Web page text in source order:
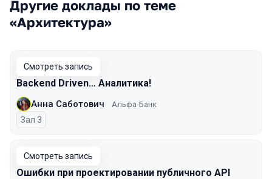
Другие доклады по теме
«Архитектура»
Смотреть запись
Backend Driven… Аналитика!
Анна Саботович Альфа-Банк
Зал 3
Смотреть запись
Ошибки при проектировании публичного API